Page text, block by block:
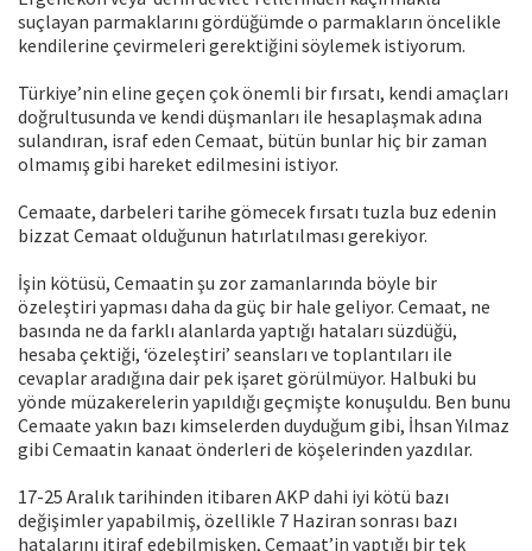
suçlayan parmaklarını gördüğümde o parmakların öncelikle
kendilerine çevirmeleri gerektiğini söylemek istiyorum.
Türkiye’nin eline geçen çok önemli bir fırsatı, kendi amaçları
doğrultusunda ve kendi düşmanları ile hesaplaşmak adına
sulandıran, israf eden Cemaat, bütün bunlar hiç bir zaman
olmamış gibi hareket edilmesini istiyor.
Cemaate, darbeleri tarihe gömecek fırsatı tuzla buz edenin
bizzat Cemaat olduğunun hatırlatılması gerekiyor.
İşin kötüsü, Cemaatin şu zor zamanlarında böyle bir
özeleştiri yapması daha da güç bir hale geliyor. Cemaat, ne
basında ne da farklı alanlarda yaptığı hataları süzdüğü,
hesaba çektiği, ‘özeleştiri’ seansları ve toplantıları ile
cevaplar aradığına dair pek işaret görülmüyor. Halbuki bu
yönde müzakerelerin yapıldığı geçmişte konuşuldu. Ben bunu
Cemaate yakın bazı kimselerden duyduğum gibi, İhsan Yılmaz
gibi Cemaatin kanaat önderleri de köşelerinden yazdılar.
17-25 Aralık tarihinden itibaren AKP dahi iyi kötü bazı
değişimler yapabilmiş, özellikle 7 Haziran sonrası bazı
hatalarını itiraf edebilmişken, Cemaat’in yaptığı bir tek